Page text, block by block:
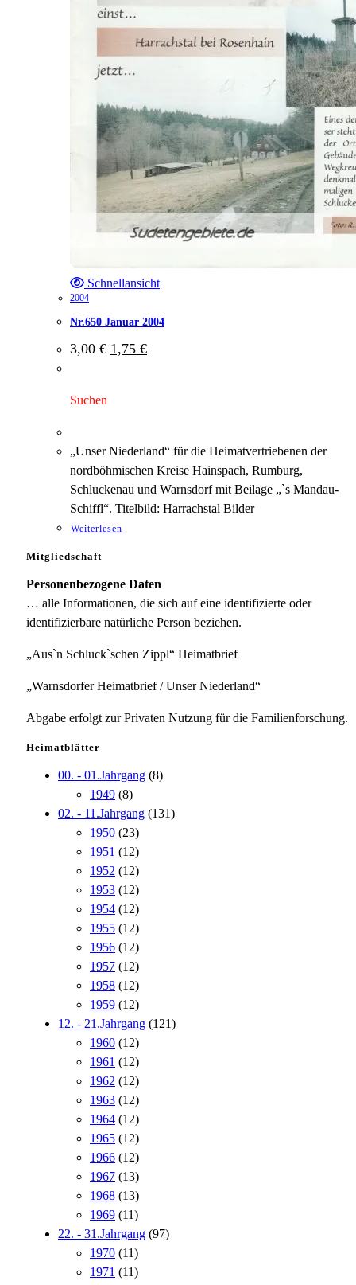
Schnellansicht
2004
Nr.650 Januar 2004
3,00€ Ursprünglicher
Preis
1,75 €Aktueller
Preis
Suchen
„Unser Niederland“ für die Heimatvertriebenen der
nordböhmischen Kreise Hainspach, Rumburg,
Schluckenau und Warnsdorf mit Beilage „`s Mandau-
Schiffl“. Titelbild: Harrachstal Bilder
Weiterlesen
Mitgliedschaft
Personenbezogene Daten
… alle Informationen, die sich auf eine identifizierte oder
identifizierbare natürliche Person beziehen.
„Aus`n Schluck`schen Zippl“ Heimatbrief
„Warnsdorfer Heimatbrief / Unser Niederland“
Abgabe erfolgt zur Privaten Nutzung für die Familienforschung.
Heimatblätter
00. - 01.Jahrgang (8)
1949 (8)
02. - 11.Jahrgang (131)
1950 (23)
1951 (12)
1952 (12)
1953 (12)
1954 (12)
1955 (12)
1956 (12)
1957 (12)
1958 (12)
1959 (12)
12. - 21.Jahrgang (121)
1960 (12)
1961 (12)
1962 (12)
1963 (12)
1964 (12)
1965 (12)
1966 (12)
1967 (13)
1968 (13)
1969 (11)
22. - 31.Jahrgang (97)
1970 (11)
1971 (11)